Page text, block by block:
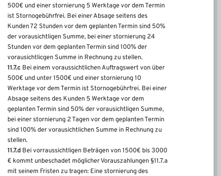
500€ und einer stornierung 5 Werktage vor dem Termin
ist Stornogebührfrei. Bei einer Absage seitens des
Kunden 72 Stunden vor dem geplanten Termin sind 50%
der vorausichtligen Summe, bei einer stornierung 24
Stunden vor dem geplanten Termin sind 100% der
vorausichtlicgen Summe in Rechnung zu stellen.
11.7.c Bei einem voraussichtlichen Auftragswert von über
500€ und unter 1500€ und einer stornierung 10
Werktage vor dem Termin ist Stornogebührfrei. Bei einer
Absage seitens des Kunden 5 Werktage vor dem
geplanten Termin sind 50% der vorausichtligen Summe,
bei einer stornierung 2 Tagen vor dem geplanten Termin
sind 100% der vorausichtlichen Summe in Rechnung zu
stellen.
11.7.d Bei vorraussichtligen Beträgen von 1500€ bis 3000
€ kommt unbeschadet möglicher Vorauszahlungen §11.7.a
mit seinem Fristen zu tragen: Eine stornierung des